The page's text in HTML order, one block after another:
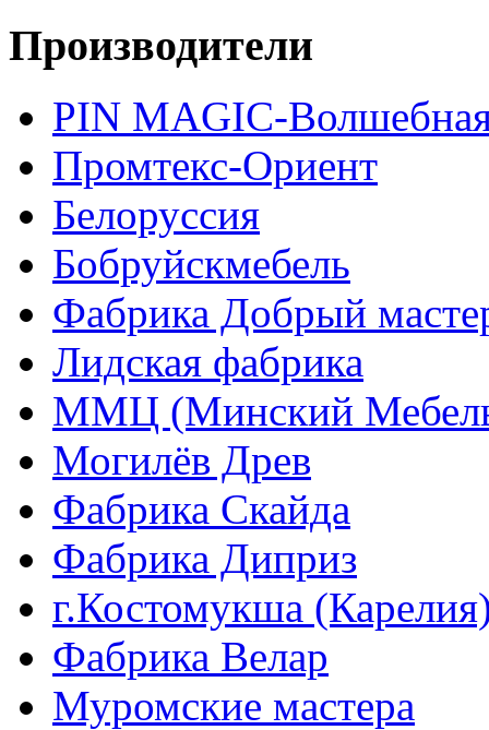
Производители
PIN MAGIС-
Промтекс-Ориент
Белоруссия
Бобруйскмебель
Фабрика Добрый
Лидская фабрика
ММЦ (Минский
Могилёв Древ
Фабрика Скайда
Фабрика Диприз
г.Костомукша
Фабрика Велар
Муромские мастера